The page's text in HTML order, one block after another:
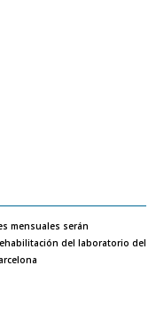
mensuales serán
del laboratorio del